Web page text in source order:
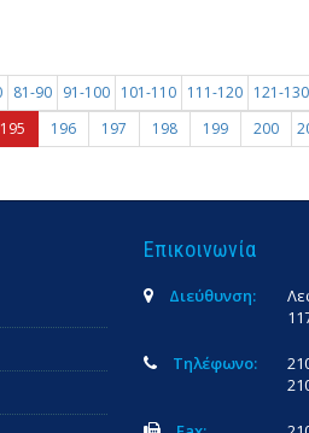
81-90 91-100 101-110 111-120 121-130
195 196 197 198 199 200
Επικοινωνία
Διεύθυνση:
Τηλέφωνο: